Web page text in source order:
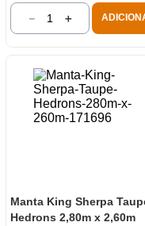
＋
－
Manta King Sherpa
Hedrons 2,80m x 2,60m